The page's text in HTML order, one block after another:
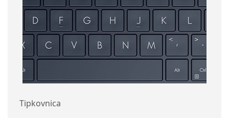
Tipkovnica